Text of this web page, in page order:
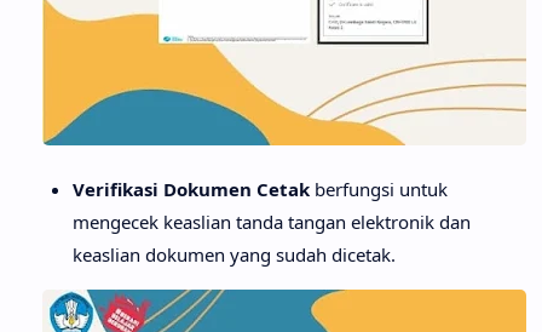
Verifikasi Dokumen Cetak berfungsi untuk
mengecek keaslian tanda tangan elektronik dan
keaslian dokumen yang sudah dicetak.